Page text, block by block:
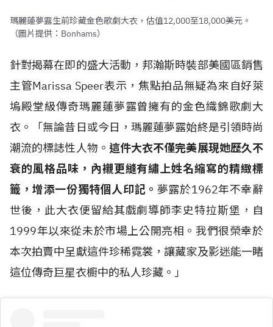
瑪麗蓮夢露生前珍藏金色歌劇大衣，估值12,000至18,000美元。
（圖片提供：Bonhams）
針對揭幕在即的盛大活動，邦瀚斯時裝部美國區銷售
主管Marissa Speer表示，焦點拍品無疑為來自好萊
塢殿堂級傳奇瑪麗蓮夢露曾擁有的金色織錦歌劇大
衣。「無論昔日或今日，瑪麗蓮夢露始終是引領時尚
潮流的標誌性人物。 這件大衣不僅完美展現她歷久不
衰的風格品味，內襯更縫有繡上姓名縮寫的精緻標
籤，增添一份獨特個人印記。 夢露於1962年不幸辭
世後，此大衣便留給其戲劇導師李史特拉斯堡，自
1999年以來從未於市場上公開亮相。我們很榮幸於
本次拍賣中呈獻這件珍稀霓裳，讓藏家及影迷能一睹
這位傳奇巨星衣櫥中的私人珍藏。」